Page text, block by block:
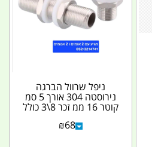
ניפל שרוול הברגה
נירוסטה 304 אורך 5 סמ
קוטר 16 ממ זכר 8\3 כולל
₪68